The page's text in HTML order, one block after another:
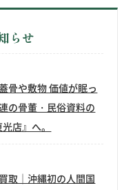
らせ
骨や敷物 価値が眠っ
の骨董・民俗資料の
店』へ。
取｜沖縄初の人間国